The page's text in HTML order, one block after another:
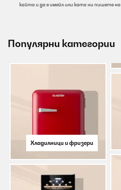
който и да е имейл или като ни пишете на
Популярни категории
Хладилници и фризери